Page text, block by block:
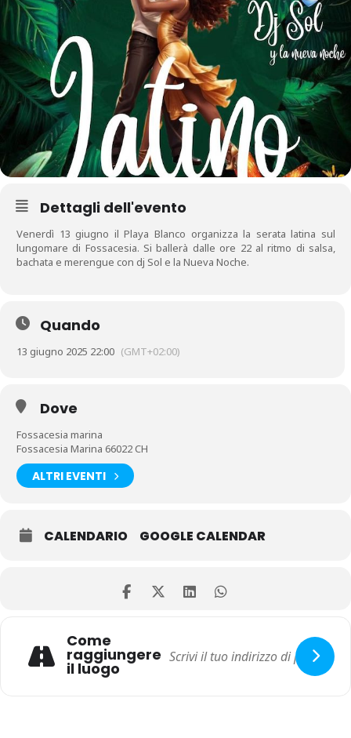
Dettagli dell'evento
Venerdì 13 giugno il Playa Blanco organizza la serata latina sul
lungomare di Fossacesia. Si ballerà dalle ore 22 al ritmo di salsa,
bachata e merengue con dj Sol e la Nueva Noche.
Quando
13 giugno 2025 22:00 (GMT+02:00)
Dove
Fossacesia marina
Fossacesia Marina 66022 CH
ALTRI EVENTI
CALENDARIO GOOGLE CALENDAR
Come
raggiungere
il luogo